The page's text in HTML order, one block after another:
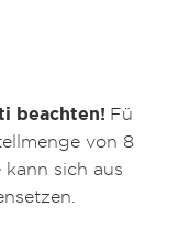
beachten! Fü
von 8
sich aus